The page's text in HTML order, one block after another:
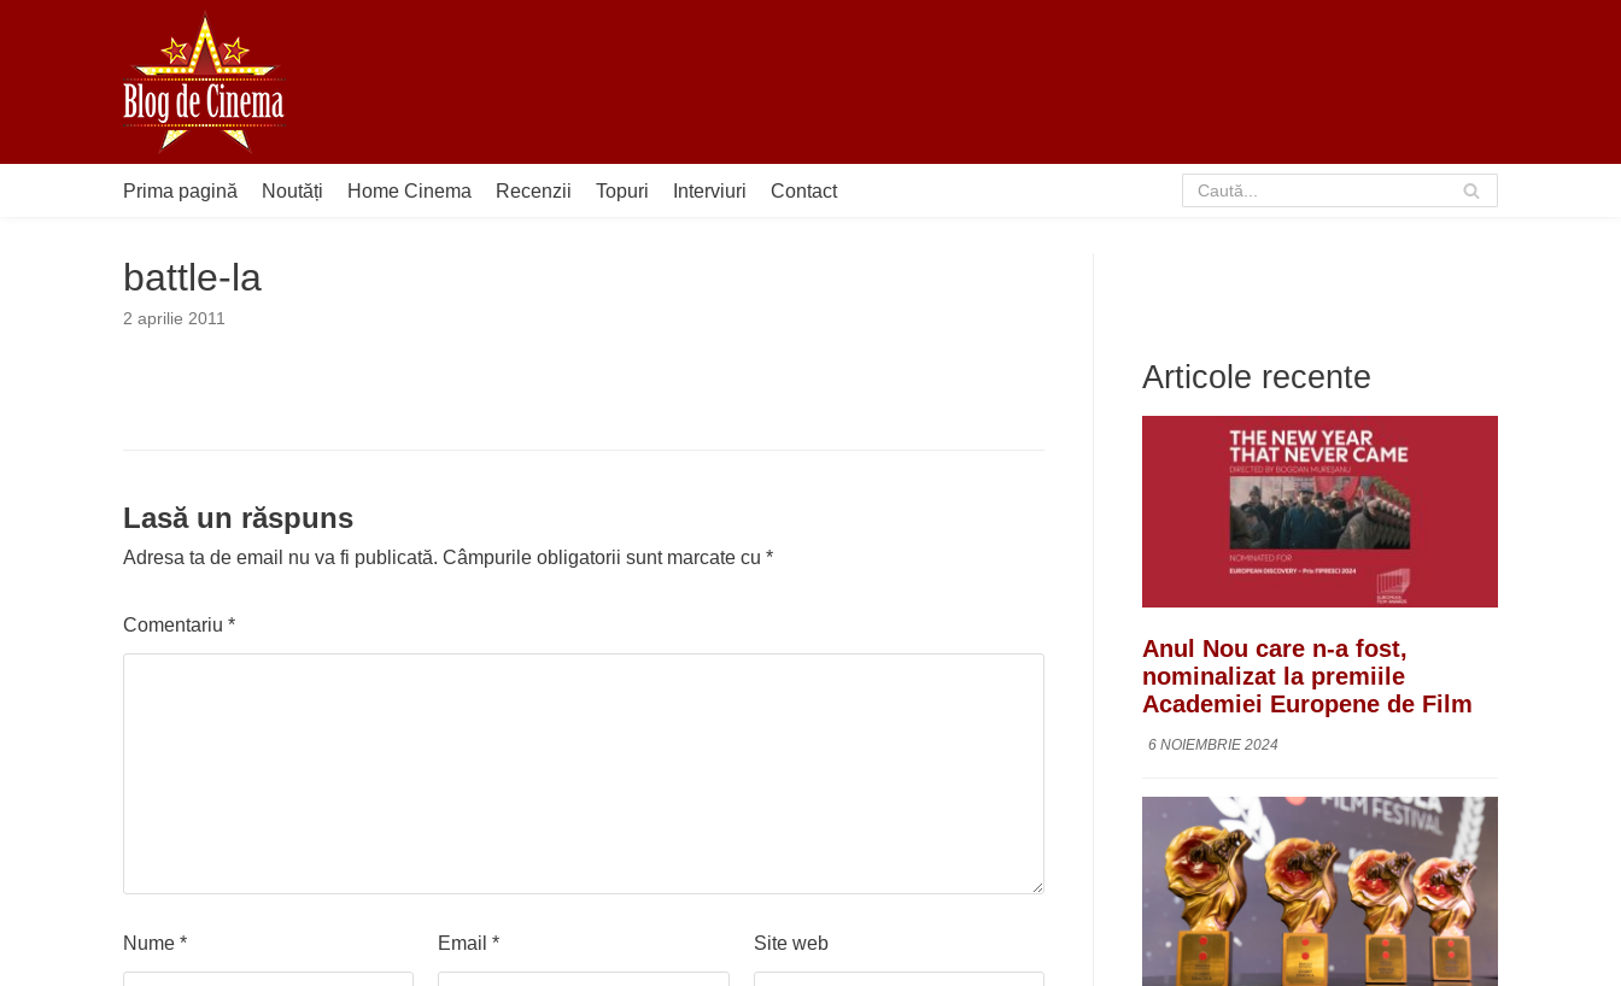
Prima pagină Noutăți Home Cinema Recenzii Topuri Interviuri Contact
battle-la
2 aprilie 2011
Lasă un răspuns
Adresa ta de email nu va fi publicată. Câmpurile obligatorii sunt marcate cu *
Comentariu *
Nume * Email* Site web
Articole recente
Anul Nou care n-a fost,
nominalizat la premiile
Academiei Europene de Film
6 NOIEMBRIE 2024